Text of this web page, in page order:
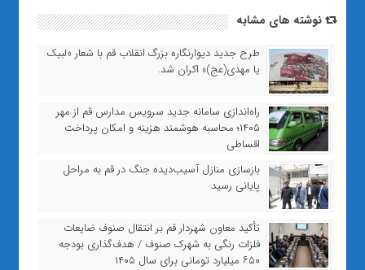
نوشته های مشابه
طرح جدید دیوارنگاره بزرگ انقلاب قم با شعار «لبیک
یا مهدی(عج)» اکران شد.
راه‌اندازی سامانه جدید سرویس مدارس قم از مهر
۱۴۰۵؛ محاسبه هوشمند هزینه و امکان پرداخت
اقساطی
بازسازی منازل آسیب‌دیده جنگ در قم به مراحل
پایانی رسید
تأکید معاون شهردار قم بر انتقال صنوف ضایعات
فلزات رنگی به شهرک صنوف / هدف‌گذاری بودجه
۶۵۰ میلیارد تومانی برای سال ۱۴۰۵